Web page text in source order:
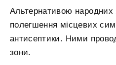
Альтернативою народних
полегшення місцевих
антисептики. Ними
зони.